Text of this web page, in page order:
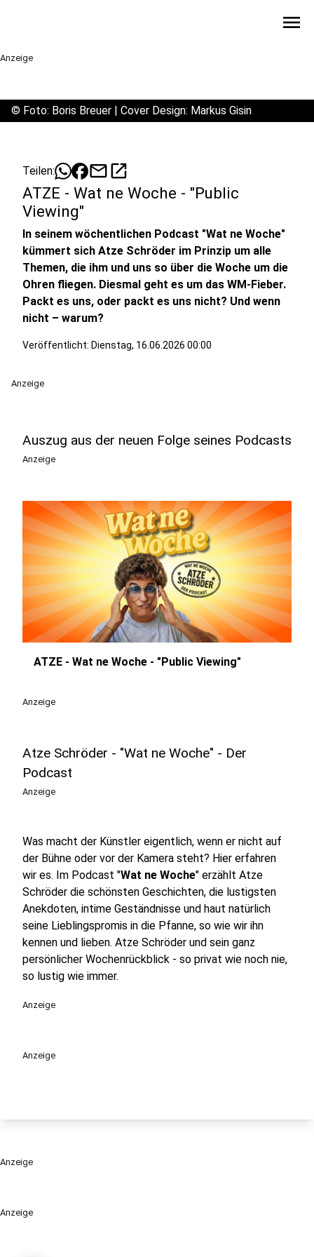
menu
Anzeige
Anzeige
© Foto: Boris Breuer | Cover Design: Markus Gisin
Teilen: mailopen_in_new
ATZE - Wat ne Woche - "Public
Viewing"
In seinem wöchentlichen Podcast "Wat ne Woche"
kümmert sich Atze Schröder im Prinzip um alle
Themen, die ihm und uns so über die Woche um die
Ohren fliegen. Diesmal geht es um das WM-Fieber.
Packt es uns, oder packt es uns nicht? Und wenn
nicht – warum?
Veröffentlicht: Dienstag, 16.06.2026 00:00
Anzeige
Auszug aus der neuen Folge seines Podcasts
Anzeige
ATZE - Wat ne Woche - "Public Viewing"
Anzeige
Atze Schröder - "Wat ne Woche" - Der
Podcast
Anzeige
Was macht der Künstler eigentlich, wenn er nicht auf
der Bühne oder vor der Kamera steht? Hier erfahren
wir es. Im Podcast "Wat ne Woche" erzählt Atze
Schröder die schönsten Geschichten, die lustigsten
Anekdoten, intime Geständnisse und haut natürlich
seine Lieblingspromis in die Pfanne, so wie wir ihn
kennen und lieben. Atze Schröder und sein ganz
persönlicher Wochenrückblick - so privat wie noch nie,
so lustig wie immer.
Anzeige
Anzeige
Anzeige